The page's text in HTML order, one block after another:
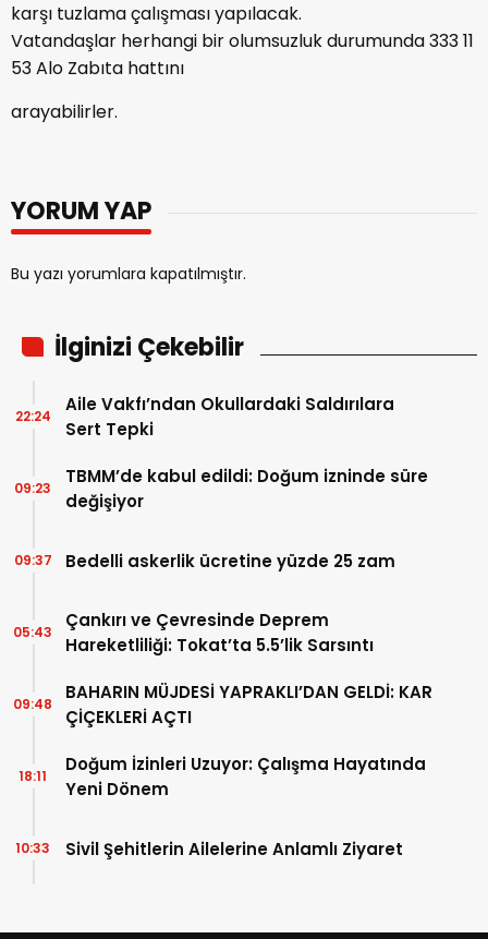
karşı tuzlama çalışması yapılacak.
Vatandaşlar herhangi bir olumsuzluk durumunda 333 11
53 Alo Zabıta hattını
arayabilirler.
YORUM YAP
Bu yazı yorumlara kapatılmıştır.
İlginizi Çekebilir
Aile Vakfı’ndan Okullardaki Saldırılara
Sert Tepki
22:24
TBMM’de kabul edildi: Doğum izninde süre
değişiyor
09:23
Bedelli askerlik ücretine yüzde 25 zam
09:37
Çankırı ve Çevresinde Deprem
Hareketliliği: Tokat’ta 5.5’lik Sarsıntı
05:43
BAHARIN MÜJDESİ YAPRAKLI’DAN GELDİ: KAR
ÇİÇEKLERİ AÇTI
09:48
Doğum İzinleri Uzuyor: Çalışma Hayatında
Yeni Dönem
18:11
Sivil Şehitlerin Ailelerine Anlamlı Ziyaret
10:33